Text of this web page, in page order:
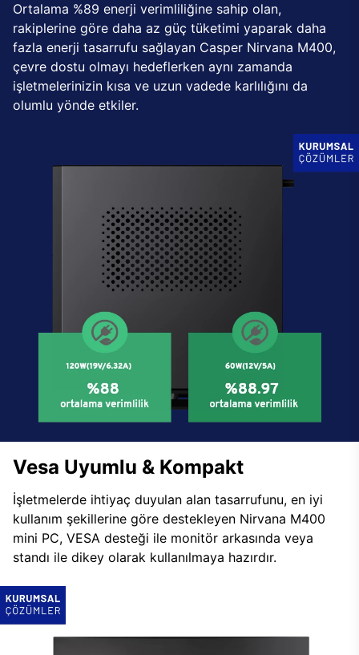
Ortalama %89 enerji verimliliğine sahip olan,
rakiplerine göre daha az güç tüketimi yaparak daha
fazla enerji tasarrufu sağlayan Casper Nirvana M400,
çevre dostu olmayı hedeflerken aynı zamanda
işletmelerinizin kısa ve uzun vadede karlılığını da
olumlu yönde etkiler.
Vesa Uyumlu & Kompakt
İşletmelerde ihtiyaç duyulan alan tasarrufunu, en iyi
kullanım şekillerine göre destekleyen Nirvana M400
mini PC, VESA desteği ile monitör arkasında veya
standı ile dikey olarak kullanılmaya hazırdır.